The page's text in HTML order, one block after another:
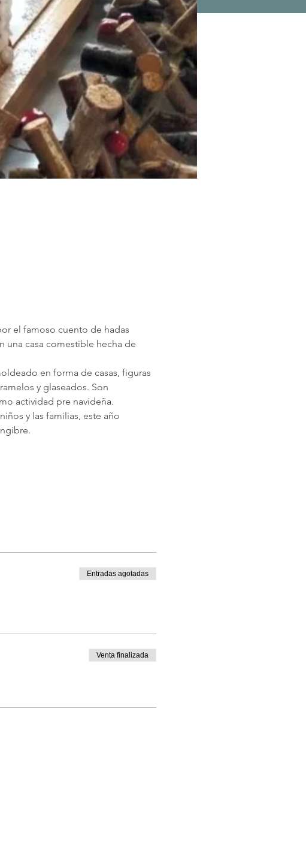
el famoso cuento de hadas
una casa comestible hecha de
en forma de casas, figuras
y glaseados. Son
actividad pre navideña.
y las familias, este año
Entradas agotadas
Venta finalizada